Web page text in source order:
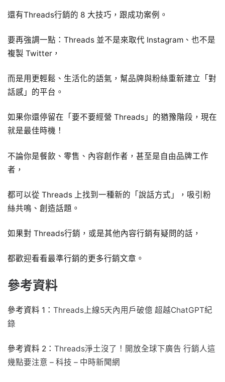
還有Threads行銷的 8 大技巧，跟成功案例。
要再強調一點：Threads 並不是來取代 Instagram、也不是
複製 Twitter，
而是用更輕鬆、生活化的語氣，幫品牌與粉絲重新建立「對
話感」的平台。
如果你還停留在「要不要經營 Threads」的猶豫階段，現在
就是最佳時機！
不論你是餐飲、零售、內容創作者，甚至是自由品牌工作
者，
都可以從 Threads 上找到一種新的「說話方式」，吸引粉
絲共鳴、創造話題。
如果對 Threads行銷，或是其他內容行銷有疑問的話，
都歡迎看看最準行銷的更多行銷文章。
參考資料
參考資料 1： Threads上線5天內用戶破億 超越ChatGPT紀
錄
參考資料 2： Threads淨土沒了！開放全球下廣告 行銷人這
幾點要注意 – 科技 – 中時新聞網